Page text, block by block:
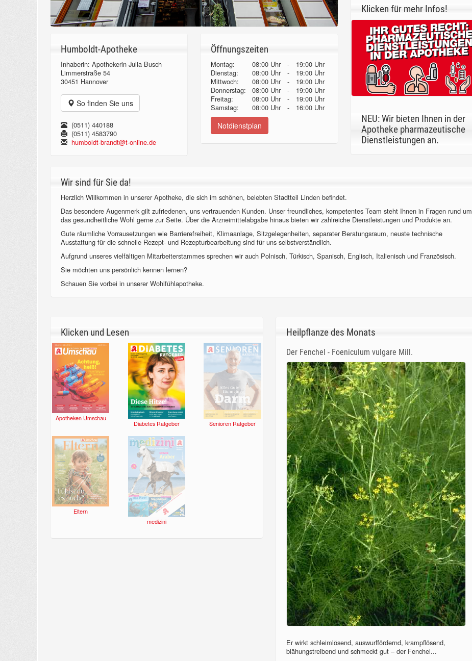
Humboldt-Apotheke
Inhaberin: Apothekerin Julia Busch
Limmerstraße 54
30451 Hannover
So finden Sie uns
(0511) 440188
(0511) 4583790
humboldt-brandt@t-online.de
Öffnungszeiten
Montag: 08:00 Uhr -
19:00 Uhr
Dienstag:
08:00 Uhr -
19:00 Uhr
Mittwoch:
08:00 Uhr -
19:00 Uhr
Donnerstag:08:00 Uhr -
19:00 Uhr
Freitag:
08:00 Uhr -
19:00 Uhr
Samstag:
08:00 Uhr - 16:00 Uhr
Notdienstplan
Klicken für mehr Infos!
NEU: Wir bieten Ihnen in der
Apotheke pharmazeutische
Dienstleistungen an.
Wir sind für Sie da!
Herzlich Willkommen in unserer Apotheke, die sich im schönen, belebten Stadtteil Linden befindet.
Das besondere Augenmerk gilt zufriedenen, uns vertrauenden Kunden. Unser freundliches, kompetentes Team steht Ihnen in Fragen rund um
das gesundheitliche Wohl gerne zur Seite. Über die Arzneimittelabgabe hinaus bieten wir zahlreiche Dienstleistungen und Produkte an.
Gute räumliche Vorrausetzungen wie Barrierefreiheit, Klimaanlage, Sitzgelegenheiten, separater Beratungsraum, neuste technische
Ausstattung für die schnelle Rezept- und Rezepturbearbeitung sind für uns selbstverständlich.
Aufgrund unseres vielfältigen Mitarbeiterstammes sprechen wir auch Polnisch, Türkisch, Spanisch, Englisch, Italienisch und Französisch.
Sie möchten uns persönlich kennen lernen?
Schauen Sie vorbei in unserer Wohlfühlapotheke.
Klicken und Lesen
Apotheken Umschau
Diabetes Ratgeber Senioren Ratgeber
Eltern
medizini
Heilpflanze des Monats
Der Fenchel - Foeniculum vulgare Mill.
Er wirkt schleimlösend, auswurffördernd, krampflösend,
blähungstreibend und schmeckt gut – der Fenchel...